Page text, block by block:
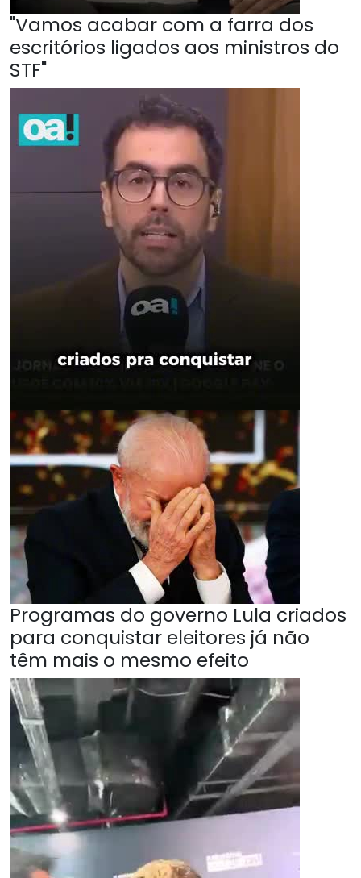
"Vamos acabar com a farra dos
escritórios ligados aos ministros do
STF"
Programas do governo Lula criados
para conquistar eleitores já não
têm mais o mesmo efeito